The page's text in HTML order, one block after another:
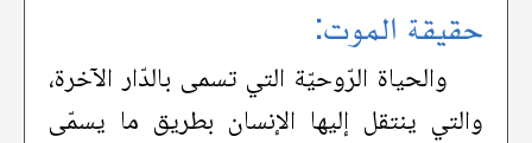
حقيقة الموت:
والحياة الرّوحيّة التي تسمى بالدّار الآخرة،
والتي ينتقل إليها الإنسان بطريق ما يسمّى